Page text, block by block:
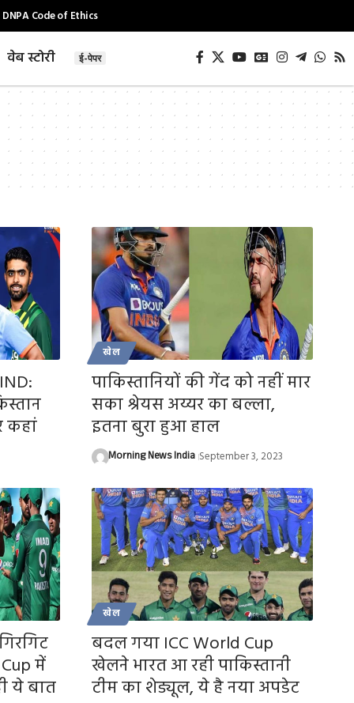
DNPA Code of Ethics
वेब स्टोरी ई-पेपर
कहां
खेल
पाकिस्तानियों की गेंद को नहीं मार
सका श्रेयस अय्यर का बल्ला,
इतना बुरा हुआ हाल
Morning News India September 3, 2023
में
ये बात
खेल
बदल गया ICC World Cup
खेलने भारत आ रही पाकिस्तानी
टीम का शेड्यूल, ये है नया अपडेट